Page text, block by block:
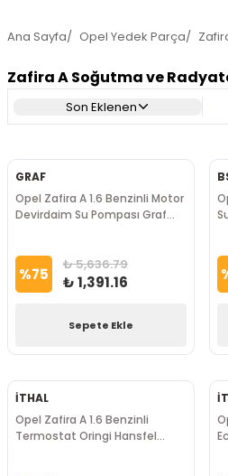
Ana Sayfa/ Opel Yedek Parça/
Zafira A Soğutma ve
Son Eklenen
GRAF
Opel Zafira A 1.6 Benzinli Motor
Devirdaim Su Pompası Graf
%75 ₺ 5,636.79
₺ 1,391.16
Sepete Ekle
İTHAL
Opel Zafira A 1.6 Benzinli
Termostat Oringi Hansfel